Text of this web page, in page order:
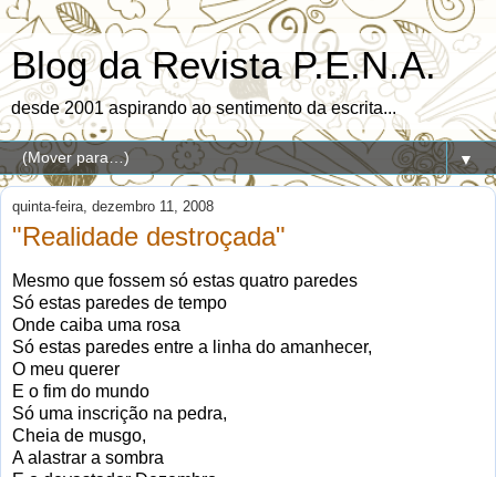
Blog da Revista P.E.N.A.
desde 2001 aspirando ao sentimento da escrita...
▼
quinta-feira, dezembro 11, 2008
"Realidade destroçada"
Mesmo que fossem só estas quatro paredes
Só estas paredes de tempo
Onde caiba uma rosa
Só estas paredes entre a linha do amanhecer,
O meu querer
E o fim do mundo
Só uma inscrição na pedra,
Cheia de musgo,
A alastrar a sombra